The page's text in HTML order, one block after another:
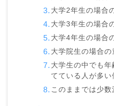
大学2年生の場合
大学3年生の場合
大学4年生の場合
大学院生の場合の
大学生の中でも
てている人が多い
このままでは少